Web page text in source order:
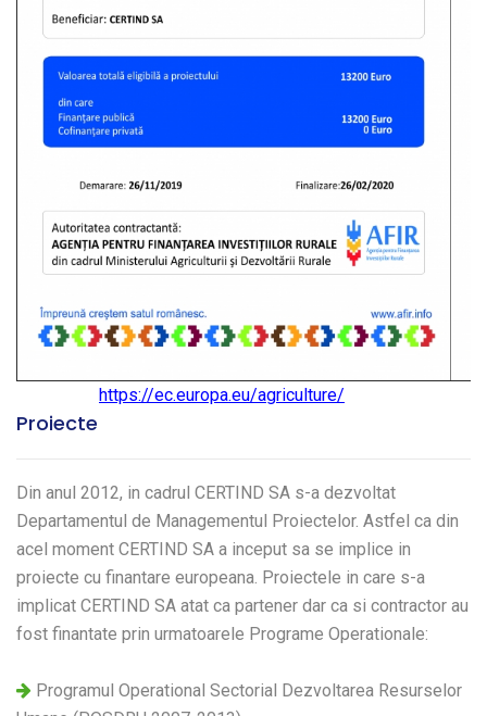
https://ec.europa.eu/agriculture/
Proiecte
Din anul 2012, in cadrul CERTIND SA s-a dezvoltat
Departamentul de Managementul Proiectelor. Astfel ca din
acel moment CERTIND SA a inceput sa se implice in
proiecte cu finantare europeana. Proiectele in care s-a
implicat CERTIND SA atat ca partener dar ca si contractor au
fost finantate prin urmatoarele Programe Operationale:
Programul Operational Sectorial Dezvoltarea Resurselor